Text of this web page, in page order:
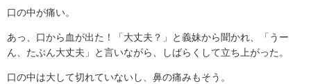
口の中が痛い。
あっ、口から血が出た！「大丈夫？」と義妹から聞かれ、「うー
ん、たぶん大丈夫」と言いながら、しばらくして立ち上がった。
口の中は大して切れていないし、鼻の痛みもそう。